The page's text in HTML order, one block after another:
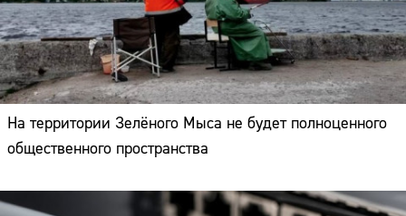
На территории Зелёного Мыса не будет полноценного
общественного пространства